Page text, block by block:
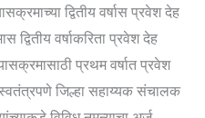
द्वितीय वर्षास प्रवेश देह
वर्षाकरिता प्रवेश देह
प्रथम वर्षात प्रवेश
स्वतंत्रपणे जिल्हा सहाय्यक संचालक